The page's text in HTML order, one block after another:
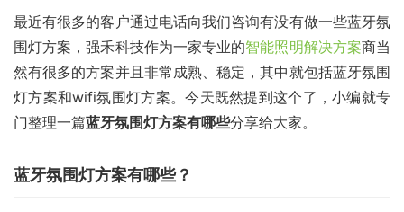
最近有很多的客户通过电话向我们咨询有没有做一些蓝牙氛
围灯方案，强禾科技作为一家专业的智能照明解决方案商当
然有很多的方案并且非常成熟、稳定，其中就包括蓝牙氛围
灯方案和wifi氛围灯方案。今天既然提到这个了，小编就专
门整理一篇蓝牙氛围灯方案有哪些分享给大家。
蓝牙氛围灯方案有哪些？